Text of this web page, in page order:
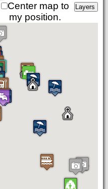
Center map to
my position.